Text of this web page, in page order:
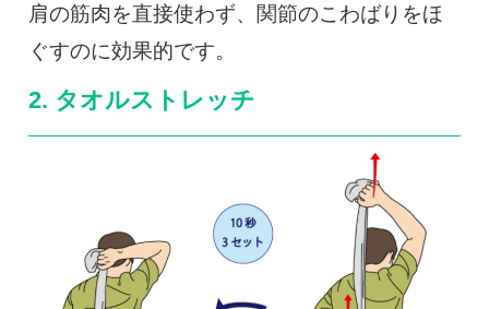
肩の筋肉を直接使わず、関節のこわばりをほ
ぐすのに効果的です。
2. タオルストレッチ